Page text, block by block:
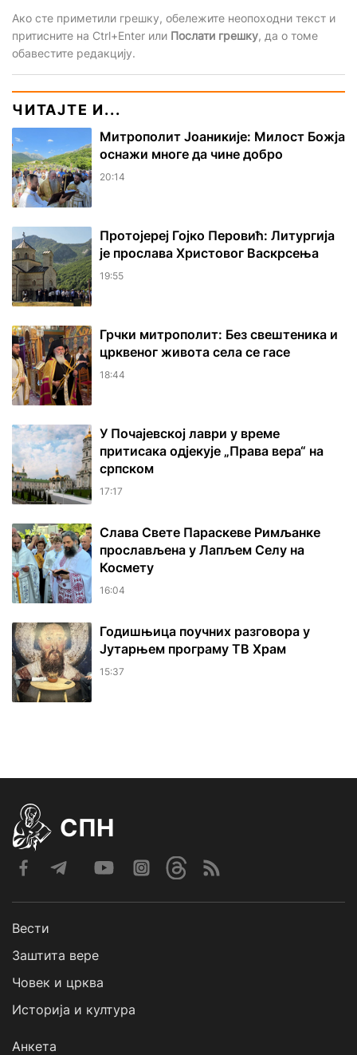
Ако сте приметили грешку, обележите неопоходни текст и
притисните на Ctrl+Enter или Послати грешку, да о томе
обавестите редакцију.
ЧИТАЈТЕ И...
Митрополит Јоаникије: Милост Божја
оснажи многе да чине добро
20:14
Протојереј Гојко Перовић: Литургија
је прослава Христовог Васкрсења
19:55
Грчки митрополит: Без свештеника и
црквеног живота села се гасе
18:44
У Почајевској лаври у време
притисака одјекује „Права вера“ на
српском
17:17
Слава Свете Параскеве Римљанке
прослављена у Лапљем Селу на
Космету
16:04
Годишњица поучних разговора у
Јутарњем програму ТВ Храм
15:37
СПН
Вести
Заштита вере
Човек и црква
Историја и култура
Анкета